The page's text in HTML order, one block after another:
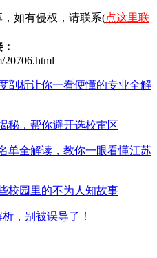
如有侵权，请联系(点这里联
20706.html
剖析让你一看便懂的专业全解
秘，帮你避开选校雷区
单全解读，教你一眼看懂江苏
校园里的不为人知故事
，别被误导了！